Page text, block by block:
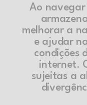
Ao navegar
melhorar a
e ajudar
condições
internet.
sujeitas a